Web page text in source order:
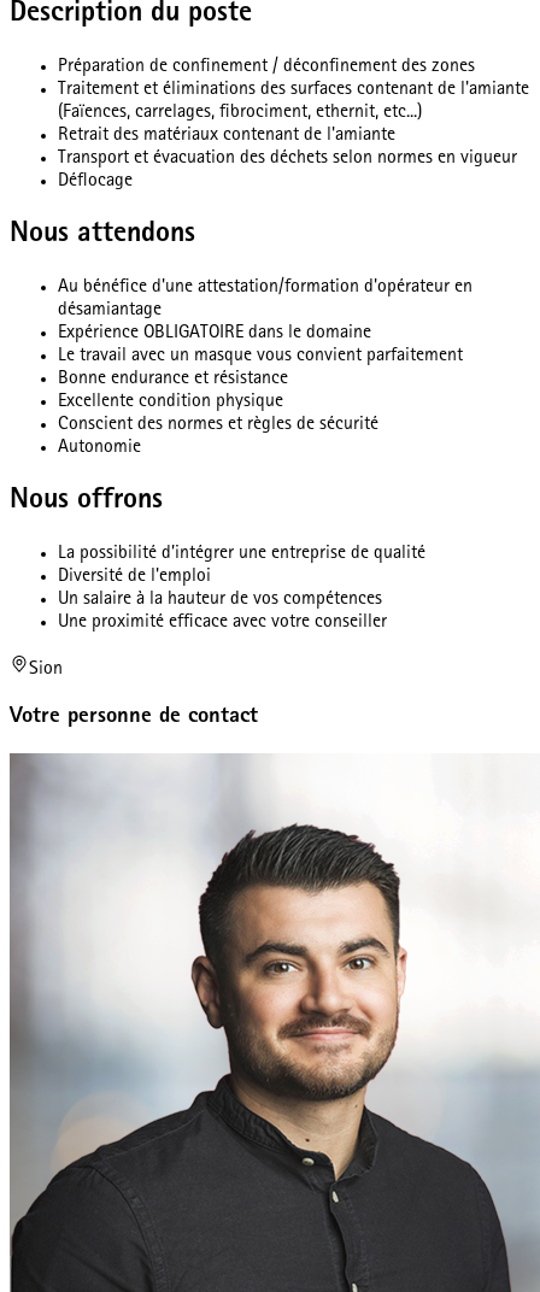
Description du poste
Préparation de confinement / déconfinement des zones
Traitement et éliminations des surfaces contenant de l'amiante
(Faïences, carrelages, fibrociment, ethernit, etc...)
Retrait des matériaux contenant de l'amiante
Transport et évacuation des déchets selon normes en vigueur
Déflocage
Nous attendons
Au bénéfice d'une attestation/formation d'opérateur en
désamiantage
Expérience OBLIGATOIRE dans le domaine
Le travail avec un masque vous convient parfaitement
Bonne endurance et résistance
Excellente condition physique
Conscient des normes et règles de sécurité
Autonomie
Nous offrons
La possibilité d’intégrer une entreprise de qualité
Diversité de l'emploi
Un salaire à la hauteur de vos compétences
Une proximité efficace avec votre conseiller
Sion
Votre personne de contact